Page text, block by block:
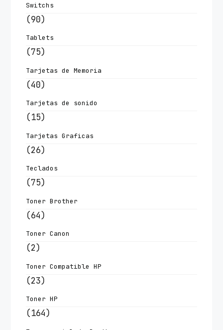
Switchs
(90)
Tablets
(75)
Tarjetas de Memoria
(40)
Tarjetas de sonido
(15)
Tarjetas Graficas
(26)
Teclados
(75)
Toner Brother
(64)
Toner Canon
(2)
Toner Compatible HP
(23)
Toner HP
(164)